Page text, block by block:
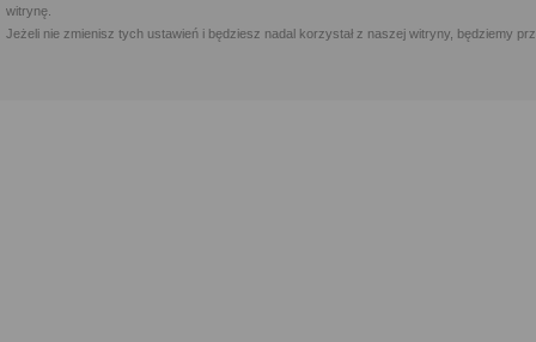
witrynę.
Jeżeli nie zmienisz tych ustawień i będziesz nadal korzystał z naszej witryny, będziemy